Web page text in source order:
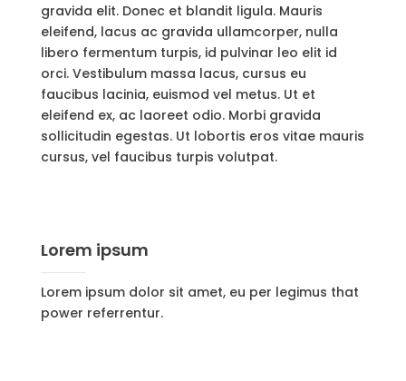
gravida elit. Donec et blandit ligula. Mauris
eleifend, lacus ac gravida ullamcorper, nulla
libero fermentum turpis, id pulvinar leo elit id
orci. Vestibulum massa lacus, cursus eu
faucibus lacinia, euismod vel metus. Ut et
eleifend ex, ac laoreet odio. Morbi gravida
sollicitudin egestas. Ut lobortis eros vitae mauris
cursus, vel faucibus turpis volutpat.
Lorem ipsum
Lorem ipsum dolor sit amet, eu per legimus that
power referrentur.